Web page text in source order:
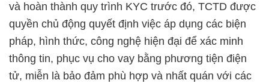
và hoàn thành quy trình KYC trước đó, TCTD được
quyền chủ động quyết định việc áp dụng các biện
pháp, hình thức, công nghệ hiện đại để xác minh
thông tin, phục vụ cho vay bằng phương tiện điện
tử, miễn là bảo đảm phù hợp và nhất quán với các